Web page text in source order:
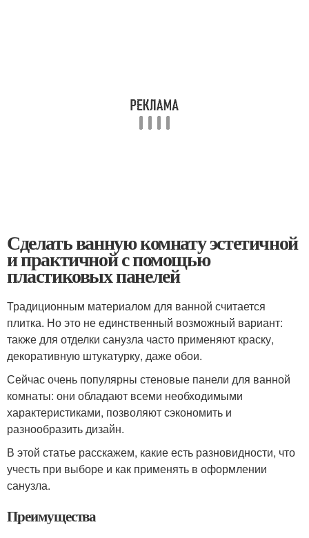
Сделать ванную комнату эстетичной
и практичной с помощью
пластиковых панелей
Традиционным материалом для ванной считается
плитка. Но это не единственный возможный вариант:
также для отделки санузла часто применяют краску,
декоративную штукатурку, даже обои.
Сейчас очень популярны стеновые панели для ванной
комнаты: они обладают всеми необходимыми
характеристиками, позволяют сэкономить и
разнообразить дизайн.
В этой статье расскажем, какие есть разновидности, что
учесть при выборе и как применять в оформлении
санузла.
Преимущества